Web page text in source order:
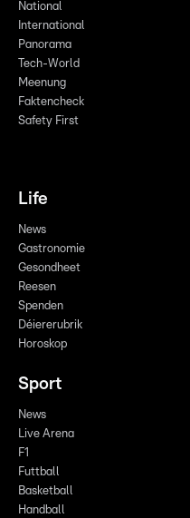
National
International
Panorama
Tech-World
Meenung
Faktencheck
Safety First
Life
News
Gastronomie
Gesondheet
Reesen
Spenden
Déiererubrik
Horoskop
Sport
News
Live Arena
F1
Futtball
Basketball
Handball